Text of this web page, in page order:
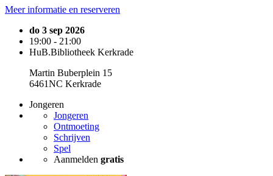
Meer informatie en reserveren
do 3 sep 2026
19:00 - 21:00
HuB.Bibliotheek Kerkrade
Martin Buberplein 15
6461NC Kerkrade
Jongeren
Jongeren
Ontmoeting
Schrijven
Spel
Aanmelden gratis